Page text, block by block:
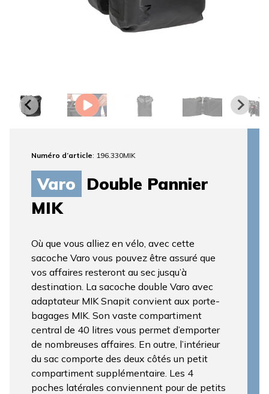
Numéro d’article: 196.330MIK
Varo
Double Pannier
MIK
Où que vous alliez en vélo, avec cette
sacoche Varo vous pouvez être assuré que
vos affaires resteront au sec jusqu’à
destination. La sacoche double Varo avec
adaptateur MIK Snapit convient aux porte-
bagages MIK. Son vaste compartiment
central de 40 litres vous permet d’emporter
de nombreuses affaires. En outre, l’intérieur
du sac comporte des deux côtés un petit
compartiment supplémentaire. Les 4
poches latérales conviennent pour de petits